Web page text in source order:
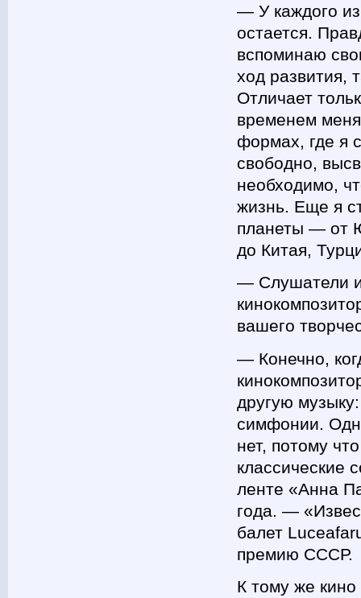
― У каждого из
остается.
вспоминаю
ход развития,
Отличает
временем
формах, где я
свободно,
необходимо,
жизнь. Еще я
планеты — от
до Китая,
― Слушатели и
вашего
― Конечно,
другую
симфонии.
нет, потому
классические
ленте «Анна
года. —
балет
премию СССР.
К тому же